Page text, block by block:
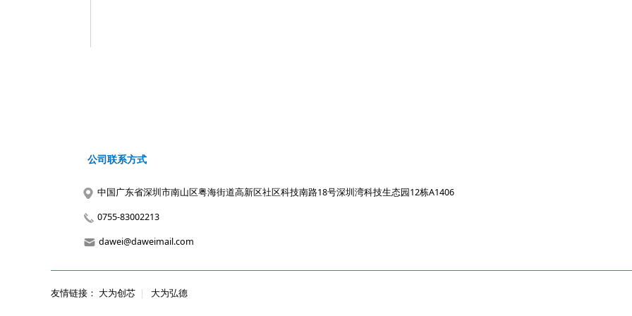
公司联系方式
中国广东省深圳市南山区粤海街道高新区社区科技南路18号深圳湾科技生态园12栋A1406
0755-83002213
dawei@daweimail.com
友情链接： 大为创芯 | 大为弘德